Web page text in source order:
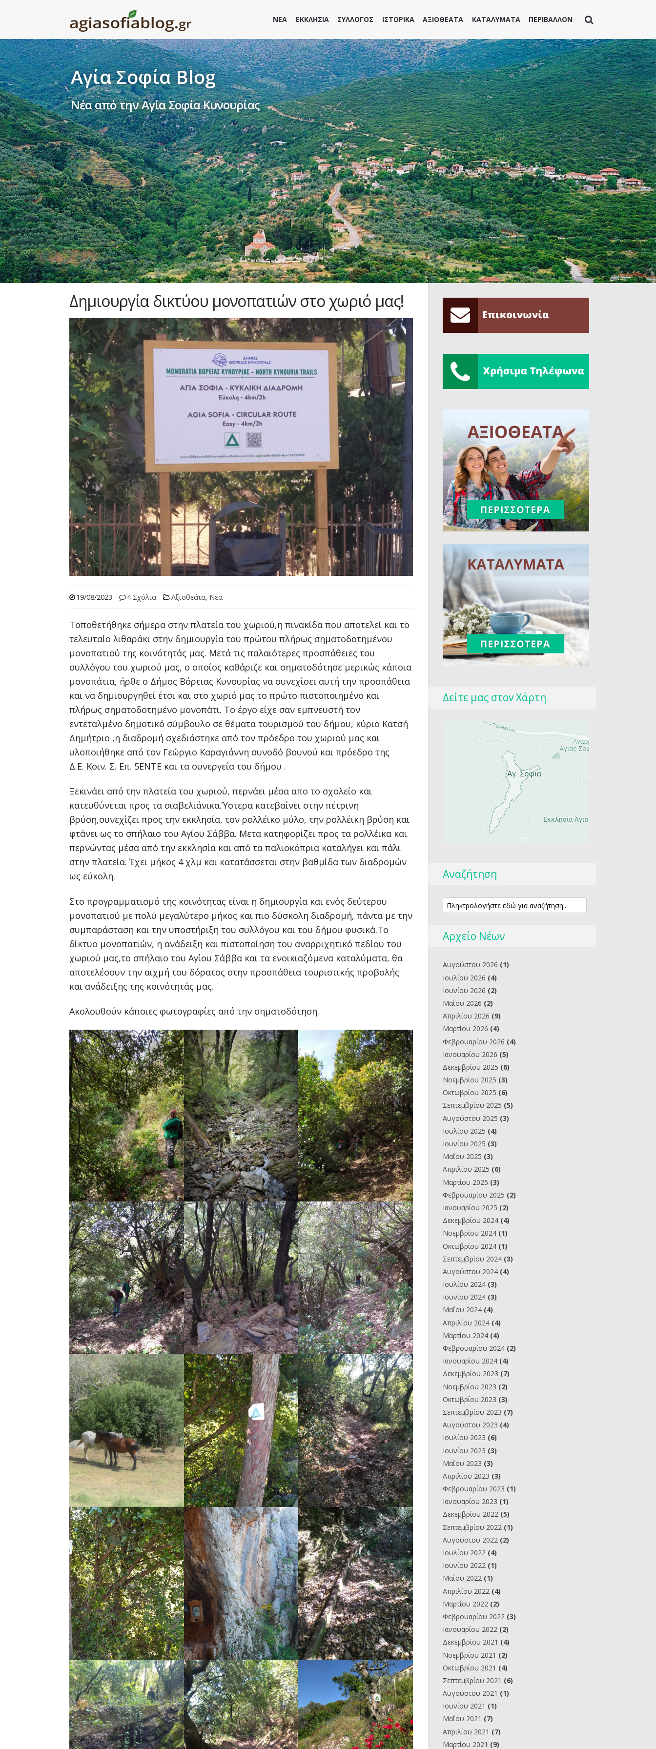
ΝΕΑ ΕΚΚΛΗΣΙΑ ΣΥΛΛΟΓΟΣ ΙΣΤΟΡΙΚΑ ΑΞΙΟΘΕΑΤΑ ΚΑΤΑΛΥΜΑΤΑ ΠΕΡΙΒΑΛΛΟΝ
Αγία Σοφία Blog
Νέα από την Αγία Σοφία Κυνουρίας
Δημιουργία δικτύου μονοπατιών στο χωριό μας!
19/08/2023 4 Σχόλια Αξιοθεάτα, Νέα
Τοποθετήθηκε σήμερα στην πλατεία του χωριού,η πινακίδα που αποτελεί και το
τελευταίο λιθαράκι στην δημιουργία του πρώτου πλήρως σηματοδοτημένου
μονοπατιού της κοινότητάς μας. Μετά τις παλαιότερες προσπάθειες του
συλλόγου του χωριού μας, ο οποίος καθάριζε και σηματοδότησε μερικώς κάποια
μονοπάτια, ήρθε ο Δήμος Βόρειας Κυνουρίας να συνεχίσει αυτή την προσπάθεια
και να δημιουργηθεί έτσι και στο χωριό μας το πρώτο πιστοποιημένο και
πλήρως σηματοδοτημένο μονοπάτι. Το έργο είχε σαν εμπνευστή τον
εντεταλμένο δημοτικό σύμβουλο σε θέματα τουρισμού του δήμου, κύριο Κατσή
Δημήτριο ,η διαδρομή σχεδιάστηκε από τον πρόεδρο του χωριού μας και
υλοποιήθηκε από τον Γεώργιο Καραγιάννη συνοδό βουνού και πρόεδρο της
Δ.Ε. Κοιν. Σ. Επ. 5ΕΝΤΕ και τα συνεργεία του δήμου .
Ξεκινάει από την πλατεία του χωριού, περνάει μέσα απο το σχολείο και
κατευθύνεται προς τα σιαβελιάνικα.Ύστερα κατεβαίνει στην πέτρινη
βρύση,συνεχίζει προς την εκκλησία, τον ρολλέικο μύλο, την ρολλέικη βρύση και
φτάνει ως το σπήλαιο του Αγίου Σάββα. Μετα κατηφορίζει προς τα ρολλέικα και
περνώντας μέσα από την εκκλησία και από τα παλιοκόπρια καταλήγει και πάλι
στην πλατεία. Έχει μήκος 4 χλμ και κατατάσσεται στην βαθμίδα των διαδρομών
ως εύκολη.
Στο προγραμματισμό της κοινότητας είναι η δημιουργία και ενός δεύτερου
μονοπατιού με πολύ μεγαλύτερο μήκος και πιο δύσκολη διαδρομή, πάντα με την
συμπαράσταση και την υποστήριξη του συλλόγου και του δήμου φυσικά.Το
δίκτυο μονοπατιών, η ανάδειξη και πιστοποίηση του αναρριχητικό πεδίου του
χωριού μας,το σπήλαιο του Αγίου Σάββα και τα ενοικιαζόμενα καταλύματα, θα
αποτελέσουν την αιχμή του δόρατος στην προσπάθεια τουριστικής προβολής
και ανάδειξης της κοινότητάς μας.
Ακολουθούν κάποιες φωτογραφίες από την σηματοδότηση.
Δείτε μας στοv Χάρτη
Αναζήτηση
Αρχείο Νέων
Αυγούστου 2026 (1)
Ιουλίου 2026 (4)
Ιουνίου 2026 (2)
Μαΐου 2026 (2)
Απριλίου 2026 (9)
Μαρτίου 2026 (4)
Φεβρουαρίου 2026 (4)
Ιανουαρίου 2026 (5)
Δεκεμβρίου 2025 (6)
Νοεμβρίου 2025 (3)
Οκτωβρίου 2025 (6)
Σεπτεμβρίου 2025 (5)
Αυγούστου 2025 (3)
Ιουλίου 2025 (4)
Ιουνίου 2025 (3)
Μαΐου 2025 (3)
Απριλίου 2025 (6)
Μαρτίου 2025 (3)
Φεβρουαρίου 2025 (2)
Ιανουαρίου 2025 (2)
Δεκεμβρίου 2024 (4)
Νοεμβρίου 2024 (1)
Οκτωβρίου 2024 (1)
Σεπτεμβρίου 2024 (3)
Αυγούστου 2024 (4)
Ιουλίου 2024 (3)
Ιουνίου 2024 (3)
Μαΐου 2024 (4)
Απριλίου 2024 (4)
Μαρτίου 2024 (4)
Φεβρουαρίου 2024 (2)
Ιανουαρίου 2024 (4)
Δεκεμβρίου 2023 (7)
Νοεμβρίου 2023 (2)
Οκτωβρίου 2023 (3)
Σεπτεμβρίου 2023 (7)
Αυγούστου 2023 (4)
Ιουλίου 2023 (6)
Ιουνίου 2023 (3)
Μαΐου 2023 (3)
Απριλίου 2023 (3)
Φεβρουαρίου 2023 (1)
Ιανουαρίου 2023 (1)
Δεκεμβρίου 2022 (5)
Σεπτεμβρίου 2022 (1)
Αυγούστου 2022 (2)
Ιουλίου 2022 (4)
Ιουνίου 2022 (1)
Μαΐου 2022 (1)
Απριλίου 2022 (4)
Μαρτίου 2022 (2)
Φεβρουαρίου 2022 (3)
Ιανουαρίου 2022 (2)
Δεκεμβρίου 2021 (4)
Νοεμβρίου 2021 (2)
Οκτωβρίου 2021 (4)
Σεπτεμβρίου 2021 (6)
Αυγούστου 2021 (1)
Ιουνίου 2021 (1)
Μαΐου 2021 (7)
Απριλίου 2021 (7)
Μαρτίου 2021 (9)